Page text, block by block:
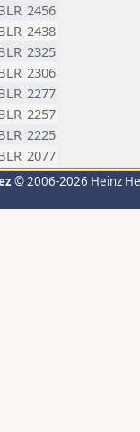
2456
2438
2325
2306
2277
2257
2225
2077
© 2006-2026 Heinz